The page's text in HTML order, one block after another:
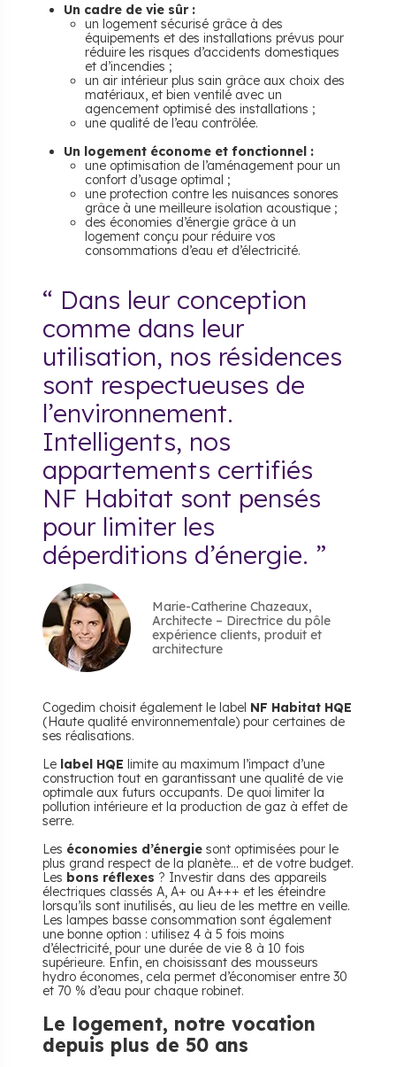
Un cadre de vie sûr :
un logement sécurisé grâce à des
équipements et des installations prévus pour
réduire les risques d’accidents domestiques
et d’incendies ;
un air intérieur plus sain grâce aux choix des
matériaux, et bien ventilé avec un
agencement optimisé des installations ;
une qualité de l’eau contrôlée.
Un logement économe et fonctionnel :
une optimisation de l’aménagement pour un
confort d’usage optimal ;
une protection contre les nuisances sonores
grâce à une meilleure isolation acoustique ;
des économies d’énergie grâce à un
logement conçu pour réduire vos
consommations d’eau et d’électricité.
“ Dans leur conception
comme dans leur
utilisation, nos résidences
sont respectueuses de
l’environnement.
Intelligents, nos
appartements certifiés
NF Habitat sont pensés
pour limiter les
déperditions d’énergie. ”
Marie-Catherine Chazeaux,
Architecte – Directrice du pôle
expérience clients, produit et
architecture
Cogedim choisit également le label NF Habitat HQE
(Haute qualité environnementale) pour certaines de
ses réalisations.
Le label HQE limite au maximum l’impact d’une
construction tout en garantissant une qualité de vie
optimale aux futurs occupants. De quoi limiter la
pollution intérieure et la production de gaz à effet de
serre.
Les économies d’énergie sont optimisées pour le
plus grand respect de la planète... et de votre budget.
Les bons réflexes ? Investir dans des appareils
électriques classés A, A+ ou A+++ et les éteindre
lorsqu’ils sont inutilisés, au lieu de les mettre en veille.
Les lampes basse consommation sont également
une bonne option : utilisez 4 à 5 fois moins
d’électricité, pour une durée de vie 8 à 10 fois
supérieure. Enfin, en choisissant des mousseurs
hydro économes, cela permet d’économiser entre 30
et 70 % d’eau pour chaque robinet.
Le logement, notre vocation
depuis plus de 50 ans